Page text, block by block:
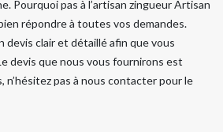
Pourquoi pas à l’artisan zingueur Artisan
répondre à toutes vos demandes.
devis clair et détaillé afin que vous
devis que nous vous fournirons est
pas à nous contacter pour le